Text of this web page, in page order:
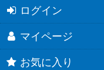
ログイン
マイページ
お気に入り